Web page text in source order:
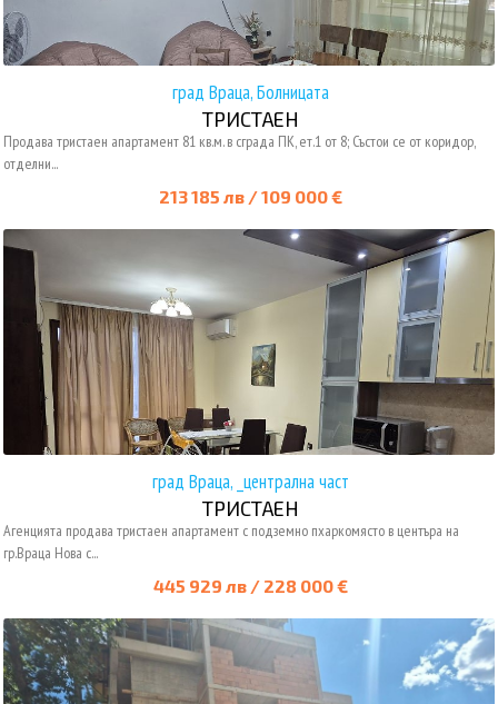
град Враца, Болницата
ТРИСТАЕН
Продава тристаен апартамент 81 кв.м. в сграда ПК, ет.1 от 8; Състои се от коридор,
отделни...
213 185 лв / 109 000 €
град Враца, _централна част
ТРИСТАЕН
Агенцията продава тристаен апартамент с подземно пхаркомясто в центъра на
гр.Враца Нова с...
445 929 лв / 228 000 €